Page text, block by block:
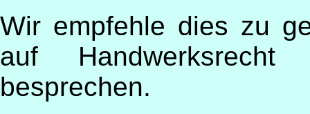
Wir empfehle dies zu
auf
besprechen.